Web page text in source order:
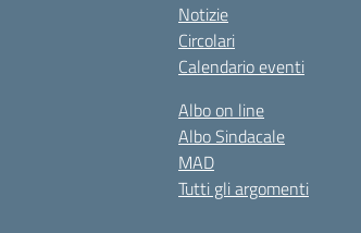
Notizie
Circolari
Calendario eventi
Albo on line
Albo Sindacale
MAD
Tutti gli argomenti